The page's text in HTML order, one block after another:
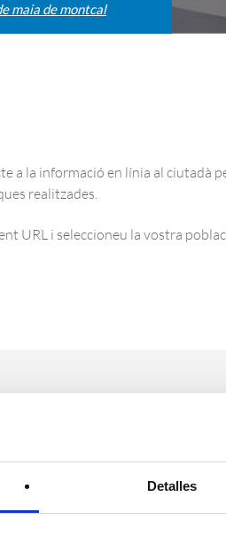
Detalles
maia de montcal
a la informació en línia al
realitzades.
URL i seleccioneu la vostra